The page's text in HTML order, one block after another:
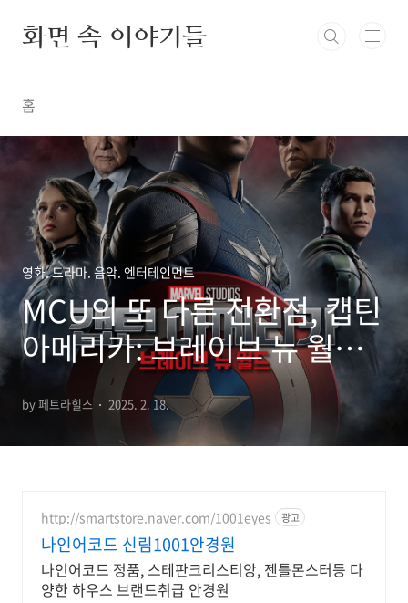
화면 속 이야기들
홈
영화. 드라마. 음악. 엔터테인먼트
MCU의 또 다른 전환점, 캡틴
아메리카: 브레이브 뉴 월드
리뷰
by 페트라힐스 2025. 2. 18.
http://smartstore.naver.com/1001eyes 광고
나인어코드 신림1001안경원
나인어코드 정품, 스테판크리스티앙, 젠틀몬스터등 다
양한 하우스 브랜드취급 안경원